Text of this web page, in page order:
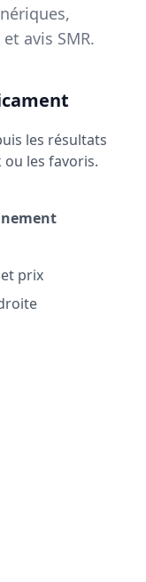
avis SMR.
les résultats
ou les favoris.
prix